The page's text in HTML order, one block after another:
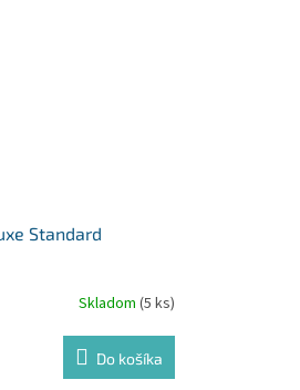
Standard
Skladom (5 ks)
Do košíka